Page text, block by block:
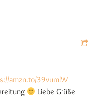
amzn.to/39vumlW
Liebe Grüße